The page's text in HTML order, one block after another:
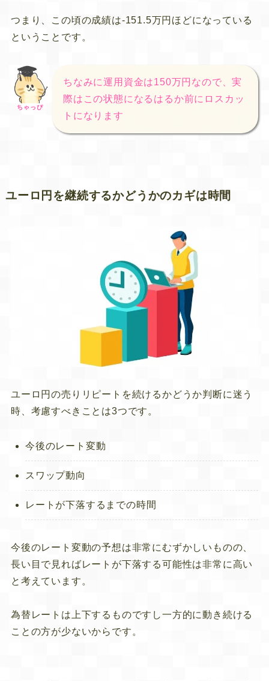
つまり、この頃の成績は-151.5万円ほどになっている
ということです。
ちゃっぴ
ちなみに運用資金は150万円なので、実
際はこの状態になるはるか前にロスカッ
トになります
ユーロ円を継続するかどうかのカギは時間
ユーロ円の売りリピートを続けるかどうか判断に迷う
時、考慮すべきことは3つです。
今後のレート変動
スワップ動向
レートが下落するまでの時間
今後のレート変動の予想は非常にむずかしいものの、
長い目で見ればレートが下落する可能性は非常に高い
と考えています。
為替レートは上下するものですし一方的に動き続ける
ことの方が少ないからです。